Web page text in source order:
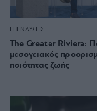
ΕΠΕΝΔΥΣΕΙΣ
The Greater Riviera:
μεσογειακός
ποιότητας ζωής